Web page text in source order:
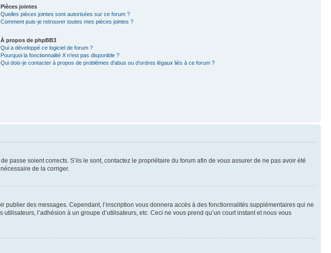
Pièces jointes
Quelles pièces jointes sont autorisées sur ce forum ?
Comment puis-je retrouver toutes mes pièces jointes ?
À propos de phpBB3
Qui a développé ce logiciel de forum ?
Pourquoi la fonctionnalité X n’est pas disponible ?
Qui dois-je contacter à propos de problèmes d’abus ou d’ordres légaux liés à ce forum ?
passe soient corrects. S’ils le sont, contactez le propriétaire du forum afin de vous assurer de ne pas avoir été
de la corriger.
des messages. Cependant, l’inscription vous donnera accès à des fonctionnalités supplémentaires qui ne
l’adhésion à un groupe d’utilisateurs, etc. Ceci ne vous prend qu’un court instant et nous vous